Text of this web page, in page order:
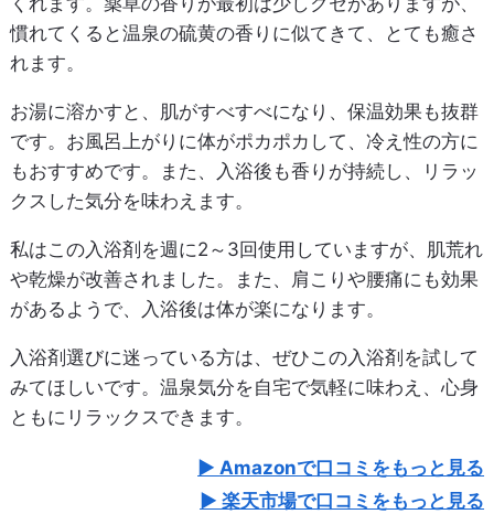
慣れてくると温泉の硫黄の香りに似てきて、とても癒さ
れます。
お湯に溶かすと、肌がすべすべになり、保温効果も抜群
です。お風呂上がりに体がポカポカして、冷え性の方に
もおすすめです。また、入浴後も香りが持続し、リラッ
クスした気分を味わえます。
私はこの入浴剤を週に2～3回使用していますが、肌荒れ
や乾燥が改善されました。また、肩こりや腰痛にも効果
があるようで、入浴後は体が楽になります。
入浴剤選びに迷っている方は、ぜひこの入浴剤を試して
みてほしいです。温泉気分を自宅で気軽に味わえ、心身
ともにリラックスできます。
Amazonで口コミをもっと見る
楽天市場で口コミをもっと見る